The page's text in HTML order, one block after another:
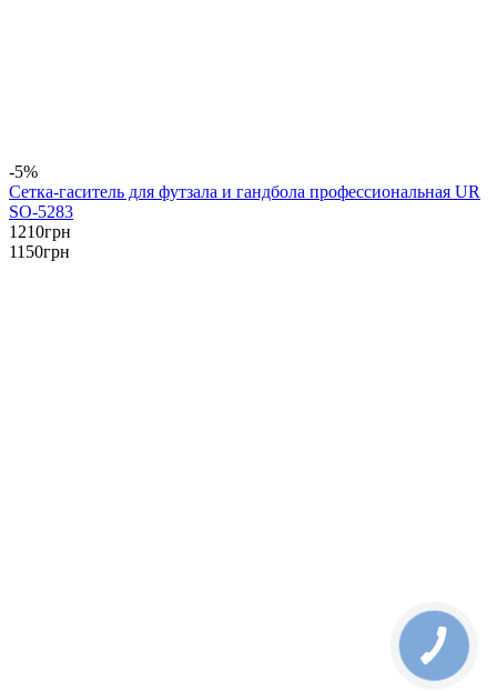
-5%
Сетка-гаситель для футзала и гандбола профессиональная UR
SO-5283
1210грн
1150грн